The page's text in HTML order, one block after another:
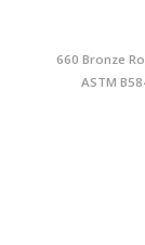
660 Bronze
ASTM